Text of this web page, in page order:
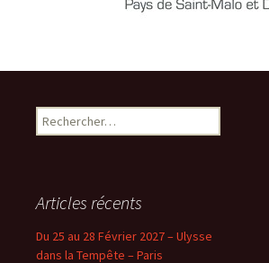
Rechercher :
Articles récents
Du 25 au 28 Février 2027 – Ulysse
dans la Tempête – Paris